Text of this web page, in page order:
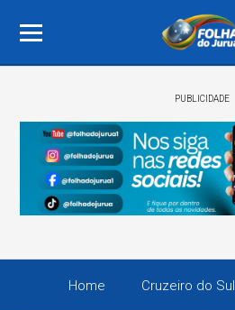
PUBLICIDADE
Home Cruzeiro do Sul